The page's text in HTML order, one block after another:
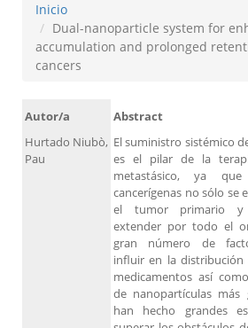
Inicio
Dual-nanoparticle system for
accumulation and prolonged
cancers
Autor/a
Hurtado Niubò,
Pau
Abstract
El suministro sistémico
es el pilar de la
metastásico, ya
cancerígenas no sólo se
el tumor primario y
extender por todo el
gran número de
influir en la distribución
medicamentos así
de nanopartículas más
han hecho grandes